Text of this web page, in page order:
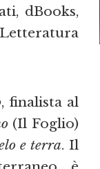
dBooks,
, finalista al
(Il Foglio)
e terra. Il